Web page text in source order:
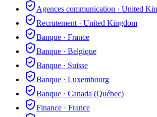
Agences communication · United
Recrutement · United Kingdom
Banque · France
Banque · Belgique
Banque · Suisse
Banque · Luxembourg
Banque · Canada (Québec)
Finance · France